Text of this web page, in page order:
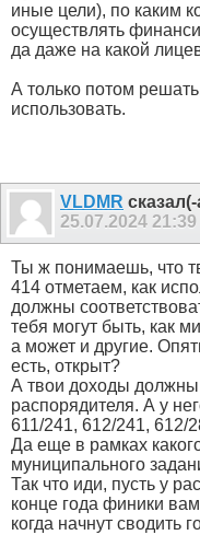
иные цели), по каким
осуществлять
да даже на какой
А только потом
использовать.
VLDMR сказал(-
25.07.2024 21:39
Ты ж понимаешь, что
414 отметаем, как
должны
тебя могут быть, как
а может и другие.
есть, открыт?
А твои доходы должны
распорядителя. А у
611/241, 612/241, 612/
Да еще в рамках
муниципального
Так что иди, пусть у
конце года финики
когда начнут сводить